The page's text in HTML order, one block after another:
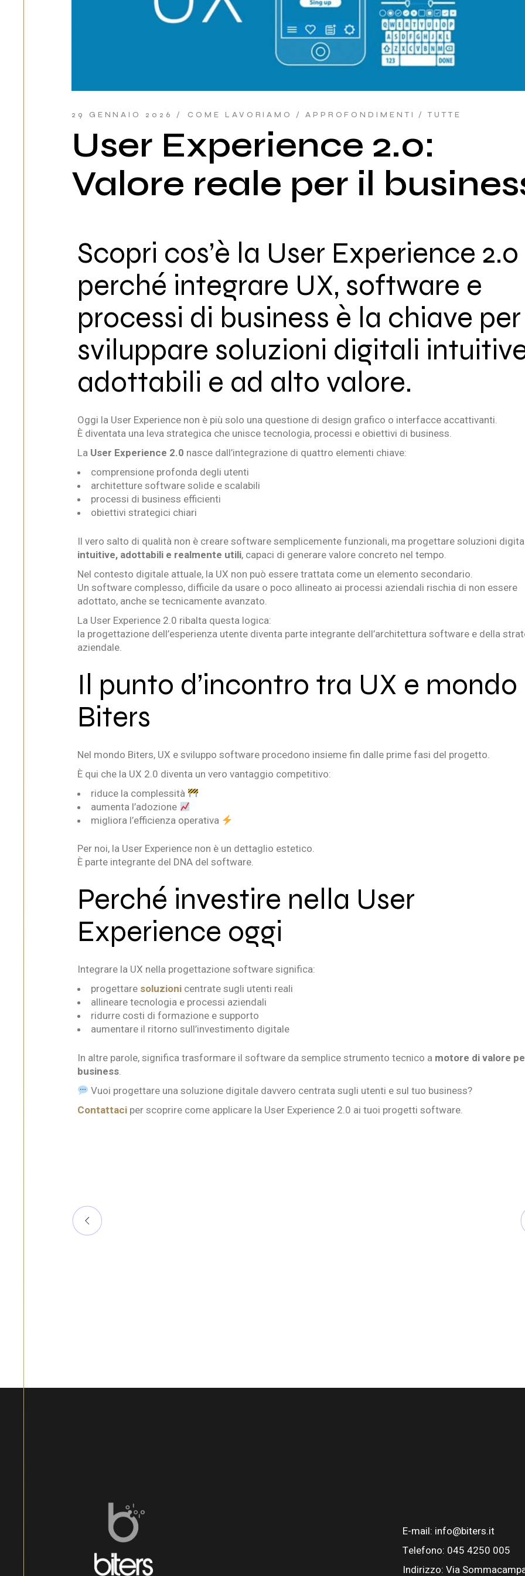
Industria 4.0
Outsourcing e
consulenza
informatica
29 GENNAIO 2026 COME LAVORIAMO APPROFONDIMENTI TUTTE
User Experience 2.0:
Valore reale per il
Scopri cos’è la User Experience
perché integrare UX, software e
processi di business è la chiave per
sviluppare soluzioni digitali
adottabili e ad alto valore.
Oggi la User Experience non è più solo una questione di design grafico o interfacce accattivanti.
È diventata una leva strategica che unisce tecnologia, processi e obiettivi di business.
La User Experience 2.0 nasce dall’integrazione di quattro elementi chiave:
comprensione profonda degli utenti
architetture software solide e scalabili
processi di business efficienti
obiettivi strategici chiari
Il vero salto di qualità non è creare software semplicemente funzionali, ma progettare soluzioni
intuitive, adottabili e realmente utili, capaci di generare valore concreto nel tempo.
Nel contesto digitale attuale, la UX non può essere trattata come un elemento secondario.
Un software complesso, difficile da usare o poco allineato ai processi aziendali rischia di non essere
adottato, anche se tecnicamente avanzato.
La User Experience 2.0 ribalta questa logica:
la progettazione dell’esperienza utente diventa parte integrante dell’architettura software e della
aziendale.
Il punto d’incontro tra UX e mondo
Biters
Nel mondo Biters, UX e sviluppo software procedono insieme fin dalle prime fasi del progetto.
È qui che la UX 2.0 diventa un vero vantaggio competitivo:
riduce la complessità
aumenta l’adozione
migliora l’efficienza operativa
Per noi, la User Experience non è un dettaglio estetico.
È parte integrante del DNA del software.
Perché investire nella User
Experience oggi
Integrare la UX nella progettazione software significa:
progettare soluzioni centrate sugli utenti reali
allineare tecnologia e processi aziendali
ridurre costi di formazione e supporto
aumentare il ritorno sull’investimento digitale
In altre parole, significa trasformare il software da semplice strumento tecnico a motore di valore
business
Vuoi progettare una soluzione digitale davvero centrata sugli utenti e sul tuo business?
Contattaci per scoprire come applicare la User Experience 2.0 ai tuoi progetti software.
E-mail: info@biters.it
Telefono: 045 4250 005
Indirizzo: Via